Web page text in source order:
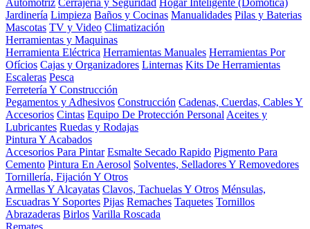
Automotriz Cerrajería y Seguridad Hogar Inteligente (Domótica)
Jardinería Limpieza Baños y Cocinas Manualidades Pilas y Baterias
Mascotas TV y Video Climatización
Herramientas y Maquinas
Herramienta Eléctrica Herramientas Manuales Herramientas Por
Ofícios Cajas y Organizadores Linternas Kits De Herramientas
Escaleras Pesca
Ferretería Y Construcción
Pegamentos y Adhesivos Construcción Cadenas, Cuerdas, Cables Y
Accesorios Cintas Equipo De Protección Personal Aceites y
Lubricantes Ruedas y Rodajas
Pintura Y Acabados
Accesorios Para Pintar Esmalte Secado Rapido Pigmento Para
Cemento Pintura En Aerosol Solventes, Selladores Y Removedores
Tornillería, Fijación Y Otros
Armellas Y Alcayatas Clavos, Tachuelas Y Otros Ménsulas,
Escuadras Y Soportes Pijas Remaches Taquetes Tornillos
Abrazaderas Birlos Varilla Roscada